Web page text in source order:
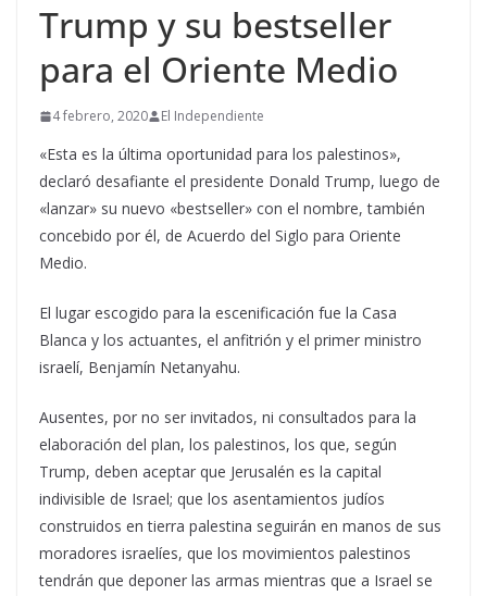
Trump y su bestseller
para el Oriente Medio
4 febrero, 2020 El Independiente
«Esta es la última oportunidad para los palestinos»,
declaró desafiante el presidente Donald Trump, luego de
«lanzar» su nuevo «bestseller» con el nombre, también
concebido por él, de Acuerdo del Siglo para Oriente
Medio.
El lugar escogido para la escenificación fue la Casa
Blanca y los actuantes, el anfitrión y el primer ministro
israelí, Benjamín Netanyahu.
Ausentes, por no ser invitados, ni consultados para la
elaboración del plan, los palestinos, los que, según
Trump, deben aceptar que Jerusalén es la capital
indivisible de Israel; que los asentamientos judíos
construidos en tierra palestina seguirán en manos de sus
moradores israelíes, que los movimientos palestinos
tendrán que deponer las armas mientras que a Israel se